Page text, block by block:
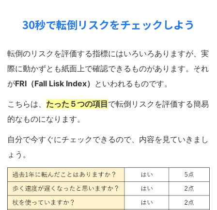
30秒で転倒リスクをチェックしよう
転倒のリスクを評価する指標にはいろいろありますが、実
際に動かずとも紙面上で確認できるものがあります。それ
がFRI（Fall Lisk Index） といわれるものです。
こちらは、 たった５つの項目で転倒リスクを評価する簡易
的なものになります。
自分で今すぐにチェックできるので、内容を見ていきまし
ょう。